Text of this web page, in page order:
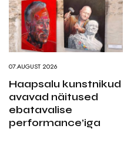
07.AUGUST 2026
Haapsalu kunstnikud
avavad näitused
ebatavalise
performance’iga